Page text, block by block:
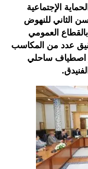
الإجتماعية
الثاني للنهوض
بالقطاع العمومي
عدد من المكاسب
اصطياف ساحلي